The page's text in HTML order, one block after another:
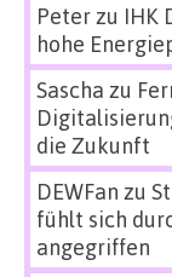
Peterzu IHK
hohe
Sascha zu
die Zukunft
DEWFan zu
fühlt sich
angegriffen